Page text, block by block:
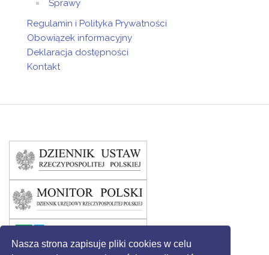
Nasza strona zapisuje pliki cookies w celu
Sprawy
Regulamin i Polityka Prywatności
Obowiązek informacyjny
Deklaracja dostępności
Kontakt